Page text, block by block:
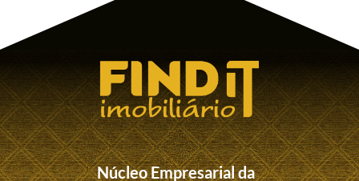
Núcleo Empresarial da